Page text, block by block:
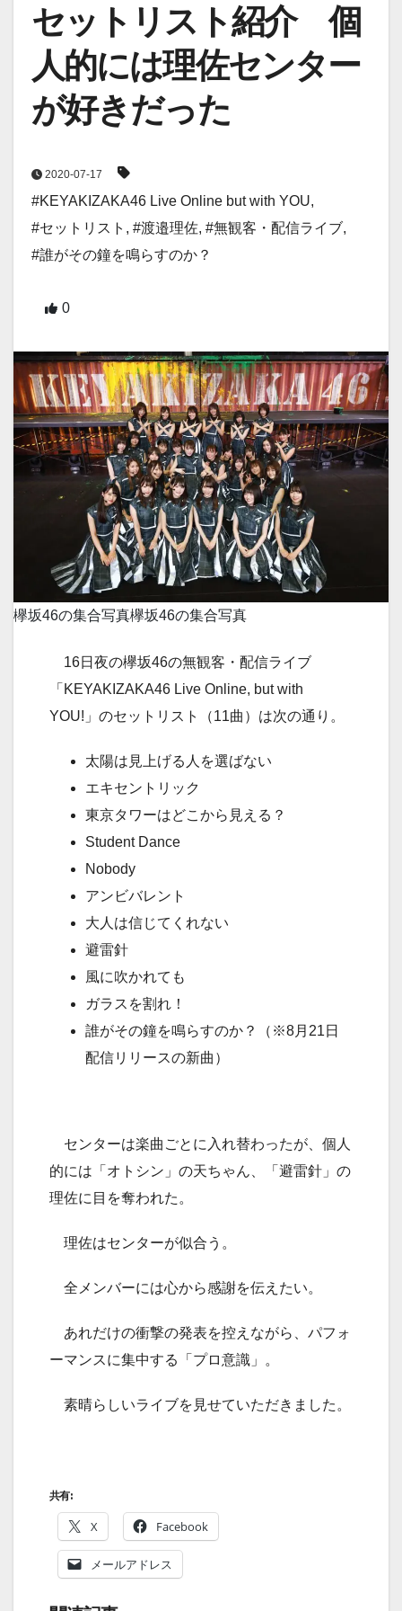
セットリスト紹介 個
人的には理佐センター
が好きだった
2020-07-17
#KEYAKIZAKA46 Live Online but with YOU,
#セットリスト , #渡邉理佐, #無観客・配信ライブ,
#誰がその鐘を鳴らすのか？
0
欅坂46の集合写真欅坂46の集合写真
16日夜の欅坂46の無観客・配信ライブ
「KEYAKIZAKA46 Live Online, but with
YOU!」のセットリスト（11曲）は次の通り。
太陽は見上げる人を選ばない
エキセントリック
東京タワーはどこから見える？
Student Dance
Nobody
アンビバレント
大人は信じてくれない
避雷針
風に吹かれても
ガラスを割れ！
誰がその鐘を鳴らすのか？（※8月21日
配信リリースの新曲）
センターは楽曲ごとに入れ替わったが、個人
的には「オトシン」の天ちゃん、「避雷針」の
理佐に目を奪われた。
理佐はセンターが似合う。
全メンバーには心から感謝を伝えたい。
あれだけの衝撃の発表を控えながら、パフォ
ーマンスに集中する「プロ意識」。
素晴らしいライブを見せていただきました。
共有:
X Facebook
メールアドレス